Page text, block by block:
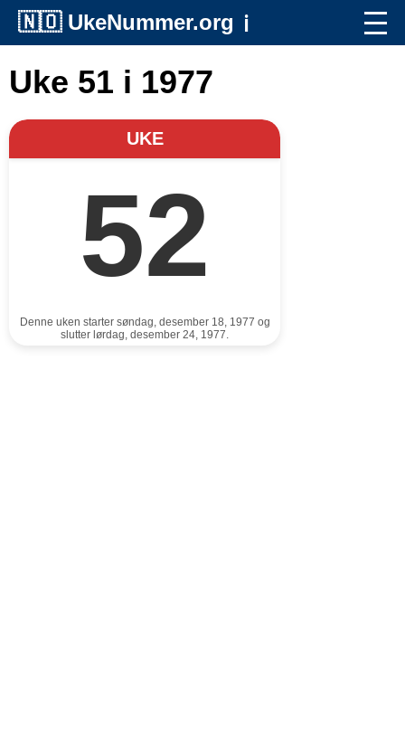
🇳🇴 UkeNummer.org ℹ️
Uke 51 i 1977
UKE
52
Denne uken starter søndag, desember 18, 1977 og
slutter lørdag, desember 24, 1977.